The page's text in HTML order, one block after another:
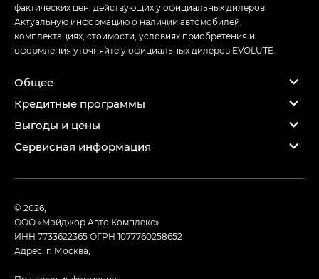
фактических цен, действующих у официальных дилеров.
Актуальную информацию о наличии автомобилей,
комплектациях, стоимости, условиях приобретения и
оформления уточняйте у официальных дилеров EVOLUTE.
Общее
Кредитные программы
Выгоды и цены
Сервисная информация
© 2026,
ООО «Мэйджор Авто Комплекс»
ИНН 7733622365ОГРН 1077760258652
Адрес: г. Москва,